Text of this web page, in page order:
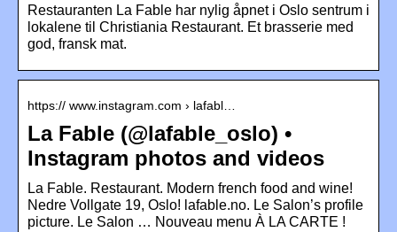
Restauranten La Fable har nylig åpnet i Oslo sentrum i
lokalene til Christiania Restaurant. Et brasserie med
god, fransk mat.
https:// www.instagram.com › lafabl…
La Fable (@lafable_oslo) •
Instagram photos and videos
La Fable. Restaurant. Modern french food and wine!
Nedre Vollgate 19, Oslo! lafable.no. Le Salon’s profile
picture. Le Salon … Nouveau menu À LA CARTE !